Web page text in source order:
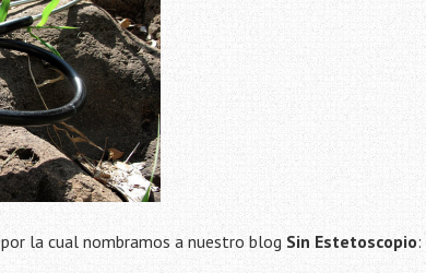
por la cual nombramos a nuestro blog Sin Estetoscopio: